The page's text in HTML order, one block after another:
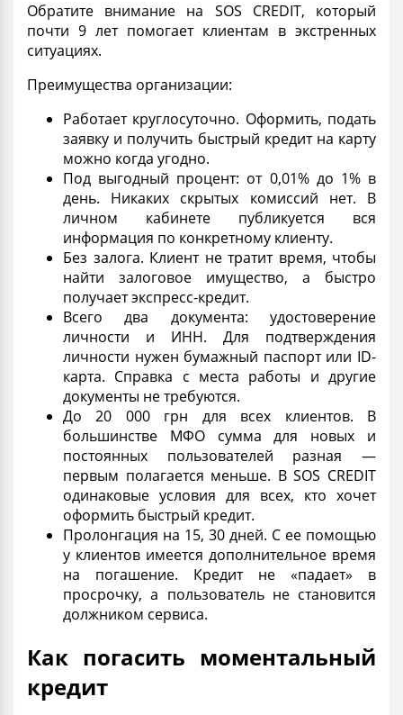
Обратите внимание на SOS CREDIT, который
почти 9 лет помогает клиентам в экстренных
ситуациях.
Преимущества организации:
Работает круглосуточно. Оформить, подать
заявку и получить быстрый кредит на карту
можно когда угодно.
Под выгодный процент: от 0,01% до 1% в
день. Никаких скрытых комиссий нет. В
личном кабинете публикуется вся
информация по конкретному клиенту.
Без залога. Клиент не тратит время, чтобы
найти залоговое имущество, а быстро
получаетэкспресс-кредит.
Всего два документа: удостоверение
личности и ИНН. Для подтверждения
личности нужен бумажный паспортили ID-
карта. Справка с места работы и другие
документы не требуются.
До 20 000 грн для всех клиентов. В
большинстве МФО сумма для новых и
постоянных пользователей разная —
первым полагается меньше. В SOS CREDIT
одинаковые условия для всех, кто хочет
оформить быстрый кредит.
Пролонгация на 15, 30 дней. С ее помощью
у клиентов имеется дополнительное время
на погашение. Кредит не «падает» в
просрочку, а пользователь не становится
должником сервиса.
Как погасить моментальный
кредит